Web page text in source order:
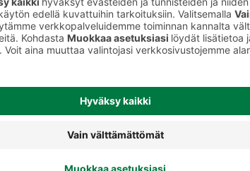
S-kaupat-ruokaverkkokaupassa voit
tehdä ostoslistasitäälläja tilata ruoat
kotiin tai noutopisteelle.